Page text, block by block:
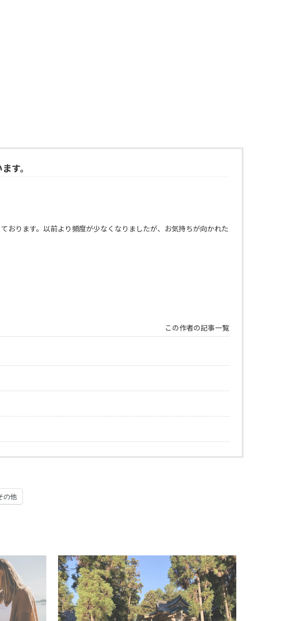
す。
おります。以前より頻度が少なくなりましたが、お気持ちが向かれた
この作者の記事一覧
の他